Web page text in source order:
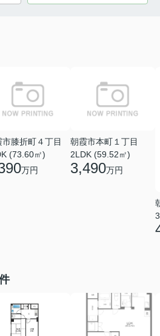
市膝折町４丁目
(73.60㎡)
万円
朝霞市本町１丁目
2LDK (59.52㎡)
3,490万円